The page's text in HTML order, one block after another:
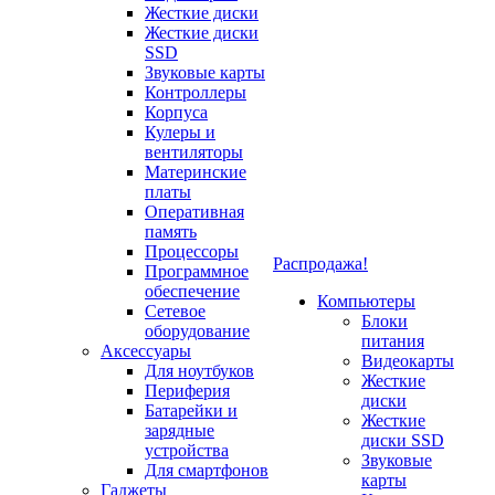
Жесткие диски
Жесткие диски
SSD
Звуковые карты
Контроллеры
Корпуса
Кулеры и
вентиляторы
Материнские
платы
Оперативная
память
Процессоры
Программное
обеспечение
Сетевое
оборудование
Аксессуары
Для ноутбуков
Периферия
Батарейки и
зарядные
устройства
Для смартфонов
Гаджеты
Распродажа!
Компьютеры
Блоки
питания
Видеокарты
Жесткие
диски
Жесткие
диски SSD
Звуковые
карты